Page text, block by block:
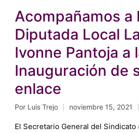
Acompañamos a
Diputada Local
Ivonne Pantoja a
Inauguración de
enlace
Publicado
por
Por Luis Trejo noviembre 15, 2021
El Secretario General del Sindicato